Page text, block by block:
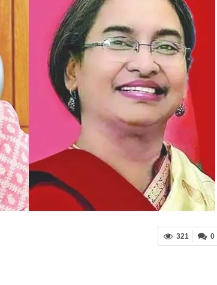
0
321